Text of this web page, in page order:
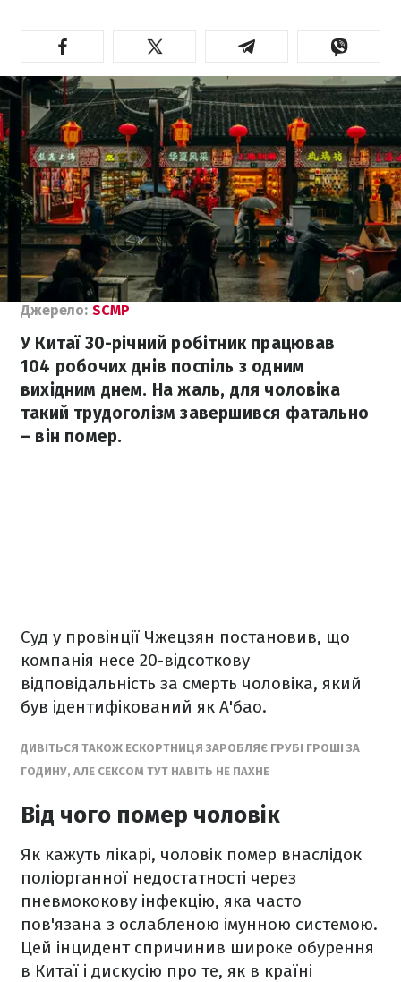
Джерело: SCMP
У Китаї 30-річний робітник працював
104 робочих днів поспіль з одним
вихідним днем. На жаль, для чоловіка
такий трудоголізм завершився фатально
– він помер.
Суд у провінції Чжецзян постановив, що
компанія несе 20-відсоткову
відповідальність за смерть чоловіка, який
був ідентифікований як А'бао.
ДИВІТЬСЯ ТАКОЖ ЕСКОРТНИЦЯ ЗАРОБЛЯЄ ГРУБІ ГРОШІ ЗА
ГОДИНУ, АЛЕ СЕКСОМ ТУТ НАВІТЬ НЕ ПАХНЕ
Від чого помер чоловік
Як кажуть лікарі, чоловік помер внаслідок
поліорганної недостатності через
пневмококову інфекцію, яка часто
пов'язана з ослабленою імунною системою.
Цей інцидент спричинив широке обурення
в Китаї і дискусію про те, як в країні